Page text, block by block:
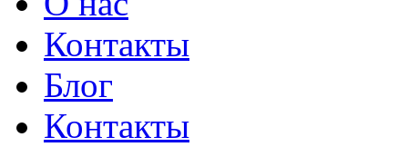
Контакты
Блог
Контакты